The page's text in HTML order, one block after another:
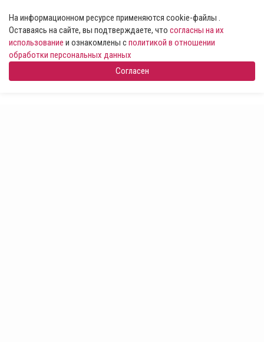
На информационном ресурсе применяются cookie-файлы .
Оставаясь на сайте, вы подтверждаете, что согласны на их
использование и ознакомлены сполитикой в отношении
обработки персональных данных
Согласен